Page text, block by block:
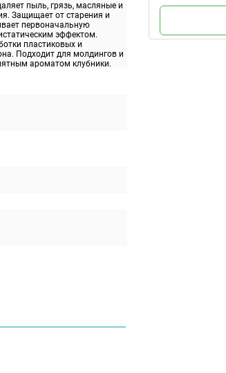
пыль, грязь, масляные и
Защищает от старения и
первоначальную
эффектом.
пластиковых и
Подходит для молдингов и
ароматом клубники.